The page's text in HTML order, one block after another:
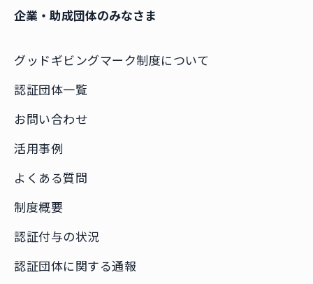
企業・助成団体のみなさま
グッドギビングマーク制度について
認証団体一覧
お問い合わせ
活用事例
よくある質問
制度概要
認証付与の状況
認証団体に関する通報